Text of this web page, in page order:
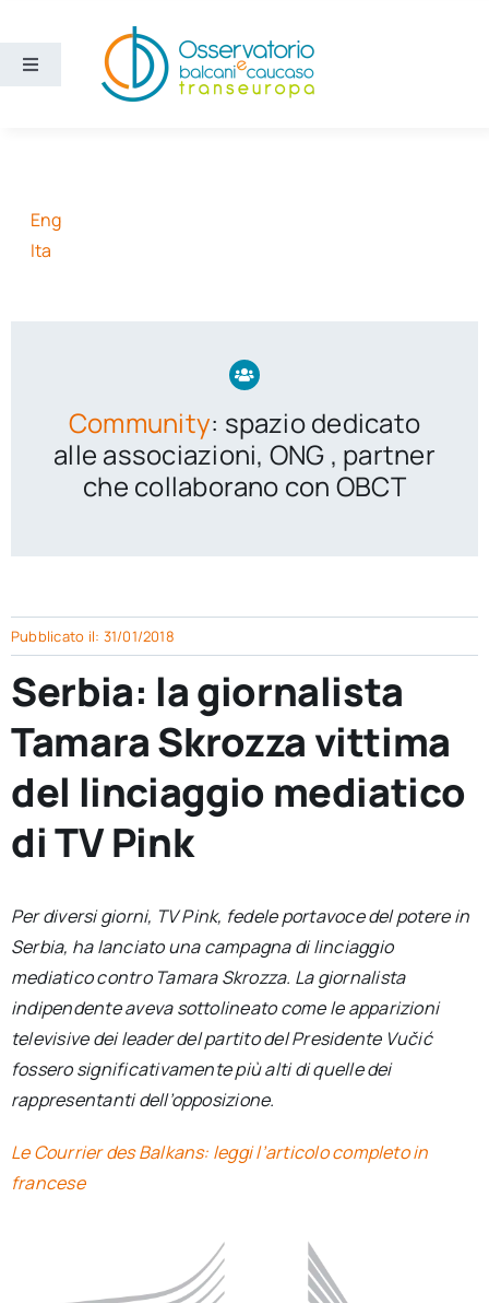
contenuto
Toggle
Ricerca e divulgazione
Chi siamo
Cerca
Ita
Eng
Ita
Community: spazio dedicato
alle associazioni, ONG , partner
che collaborano con OBCT
Pubblicato il: 31/01/2018
Serbia: la giornalista
Tamara Skrozza vittima
del linciaggio mediatico
di TV Pink
Per diversi giorni, TV Pink, fedele portavoce del potere in
Serbia, ha lanciato una campagna di linciaggio
mediatico contro Tamara Skrozza. La giornalista
indipendente aveva sottolineato come le apparizioni
televisive dei leader del partito del Presidente Vučić
fossero significativamente più alti di quelle dei
rappresentanti dell’opposizione.
Le Courrier des Balkans: leggi l’articolo completo in
francese